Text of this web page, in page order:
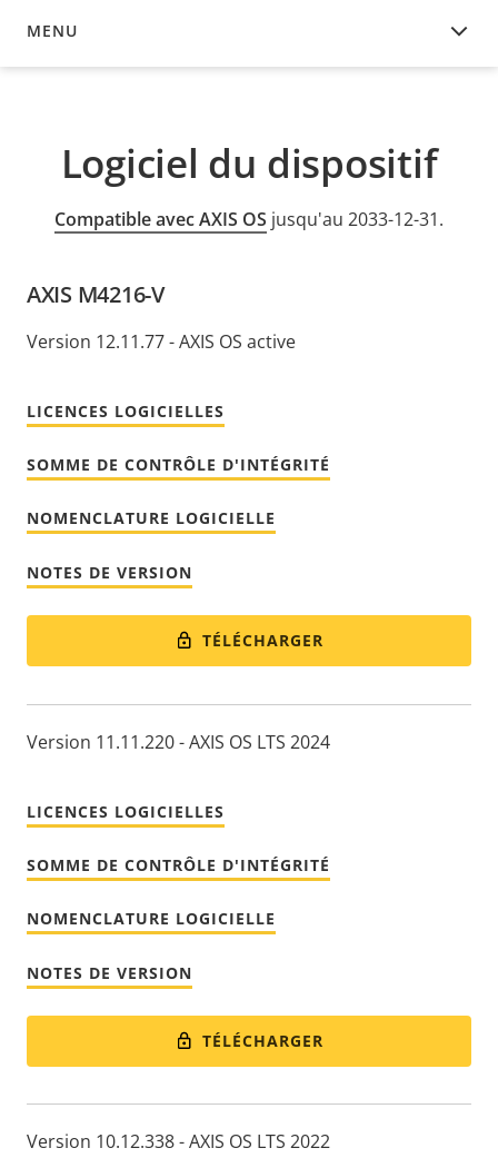
MENU
LOGICIEL DU DISPOSITIF
Logiciel du dispositif
Compatible avec AXIS OS jusqu'au 2033-12-31.
AXIS M4216-V
Version 12.11.77 - AXIS OS active
LICENCES LOGICIELLES
SOMME DE CONTRÔLE D'INTÉGRITÉ
NOMENCLATURE LOGICIELLE
NOTES DE VERSION
TÉLÉCHARGER
Version 11.11.220 - AXIS OS LTS 2024
LICENCES LOGICIELLES
SOMME DE CONTRÔLE D'INTÉGRITÉ
NOMENCLATURE LOGICIELLE
NOTES DE VERSION
TÉLÉCHARGER
Version 10.12.338 - AXIS OS LTS 2022